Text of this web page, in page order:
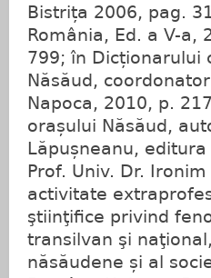
Bistrița 2006, pag.
România, Ed. a V-a,
799; în Dicționarului
Năsăud,
Napoca, 2010, p.
orașului Năsăud,
Lăpușneanu,
Prof. Univ. Dr.
activitate
ştiinţifice privind
transilvan şi
năsăudene și al